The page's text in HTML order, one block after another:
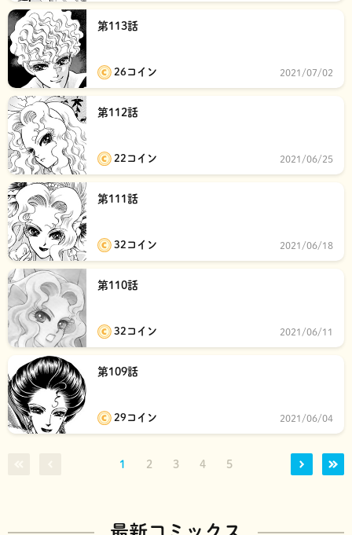
第113話
26コイン 2021/07/02
第112話
22コイン 2021/06/25
第111話
32コイン 2021/06/18
第110話
32コイン 2021/06/11
第109話
29コイン 2021/06/04
1 2 3 4 5